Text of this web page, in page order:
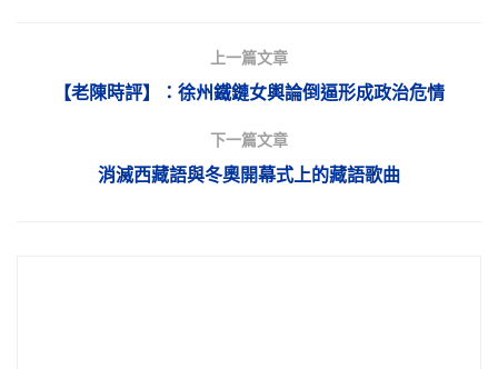
上一篇文章
【老陳時評】：徐州鐵鏈女輿論倒逼形成政治危情
下一篇文章
消滅西藏語與冬奧開幕式上的藏語歌曲